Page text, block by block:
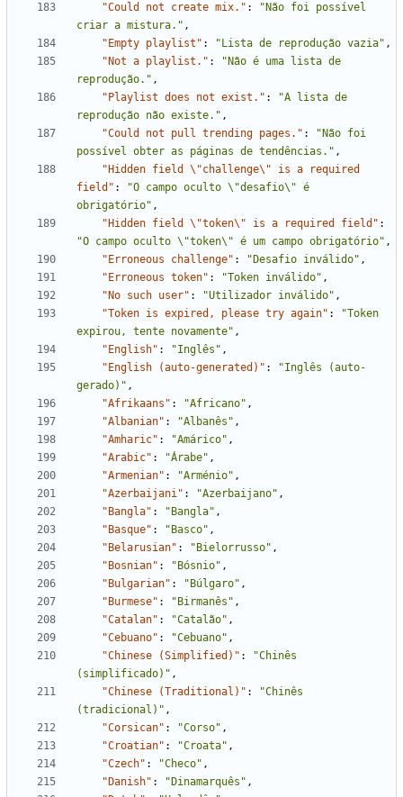
"Could not create mix." :
"Não foi possível
criar a mistura." ,
"Empty playlist" : "Lista de reprodução vazia" ,
"Not a playlist." :
"Não é uma lista de
reprodução." ,
"Playlist does not exist." :
"A lista de
reprodução não existe." ,
"Could not pull trending pages." :
"Não foi
possível obter as páginas de tendências." ,
"Hidden field \"challenge\" is a required
field" :
"O campo oculto \"desafio\" é
obrigatório" ,
"Hidden field \"token\" is a required field" :
"O campo oculto \"token\" é um campo obrigatório" ,
"Erroneous challenge" : "Desafio inválido" ,
"Erroneous token" : "Token inválido" ,
"No such user" : "Utilizador inválido" ,
"Token is expired, please try again" :
"Token
expirou, tente novamente" ,
"English" : "Inglês" ,
"English (auto-generated)" :
"Inglês (auto-
gerado)" ,
"Afrikaans" : "Africano" ,
"Albanian" : "Albanês" ,
"Amharic" : "Amárico" ,
"Arabic" : "Árabe" ,
"Armenian" : "Arménio" ,
"Azerbaijani" : "Azerbaijano" ,
"Bangla" : "Bangla" ,
"Basque" : "Basco" ,
"Belarusian" : "Bielorrusso" ,
"Bosnian" : "Bósnio" ,
"Bulgarian" : "Búlgaro" ,
"Burmese" : "Birmanês" ,
"Catalan" : "Catalão" ,
"Cebuano" : "Cebuano" ,
"Chinese (Simplified)" :
"Chinês
(simplificado)" ,
"Chinese (Traditional)" :
"Chinês
(tradicional)" ,
"Corsican" : "Corso" ,
"Croatian" : "Croata" ,
"Czech" : "Checo" ,
"Danish" : "Dinamarquês" ,